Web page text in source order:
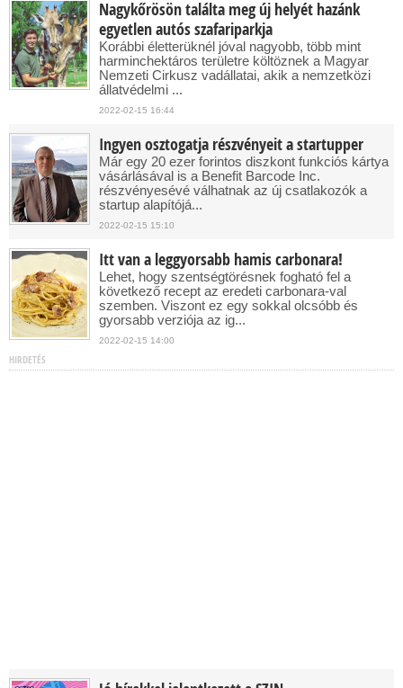
Nagykőrösön találta meg új helyét hazánk
egyetlen autós szafariparkja
Korábbi életterüknél jóval nagyobb, több mint
harminchektáros területre költöznek a Magyar
Nemzeti Cirkusz vadállatai, akik a nemzetközi
állatvédelmi ...
2022-02-15 16:44
Ingyen osztogatja részvényeit a startupper
Már egy 20 ezer forintos diszkont funkciós kártya
vásárlásával is a Benefit Barcode Inc.
részvényesévé válhatnak az új csatlakozók a
startup alapítójá...
2022-02-15 15:10
Itt van a leggyorsabb hamis carbonara!
Lehet, hogy szentségtörésnek fogható fel a
következő recept az eredeti carbonara-val
szemben. Viszont ez egy sokkal olcsóbb és
gyorsabb verziója az ig...
2022-02-15 14:00
HIRDETÉS